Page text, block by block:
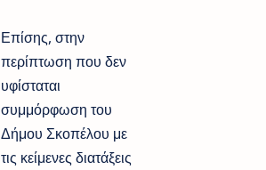
Επίσης, στην
περίπτωση που δεν
υφίσταται
συμμόρφωση του
Δήμου Σκοπέλου με
τις κείμενες διατάξεις